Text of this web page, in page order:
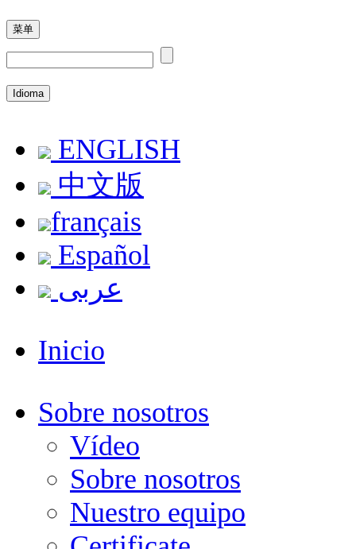
菜单
Idioma
ENGLISH
中文版
français
Español
عربى
Inicio
Sobre nosotros
Vídeo
Sobre nosotros
Nuestro equipo